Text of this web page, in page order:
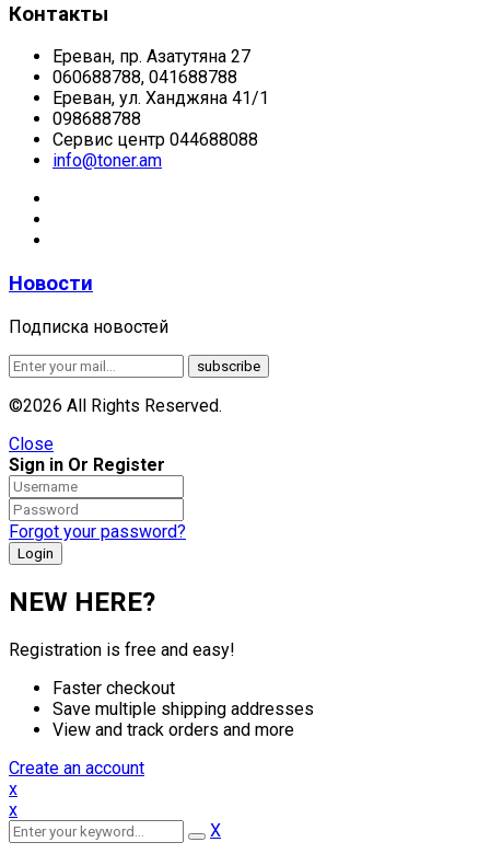
Контакты
Ереван, пр. Азатутяна 27
060688788, 041688788
Ереван, ул. Ханджяна 41/1
098688788
Сервис центр 044688088
info@toner.am
Новости
Подписка новостей
©2026 All Rights Reserved.
Close
Sign in Or Register
Forgot your password?
NEW HERE?
Registration is free and easy!
Faster checkout
Save multiple shipping addresses
View and track orders and more
Create an account
x
x
X